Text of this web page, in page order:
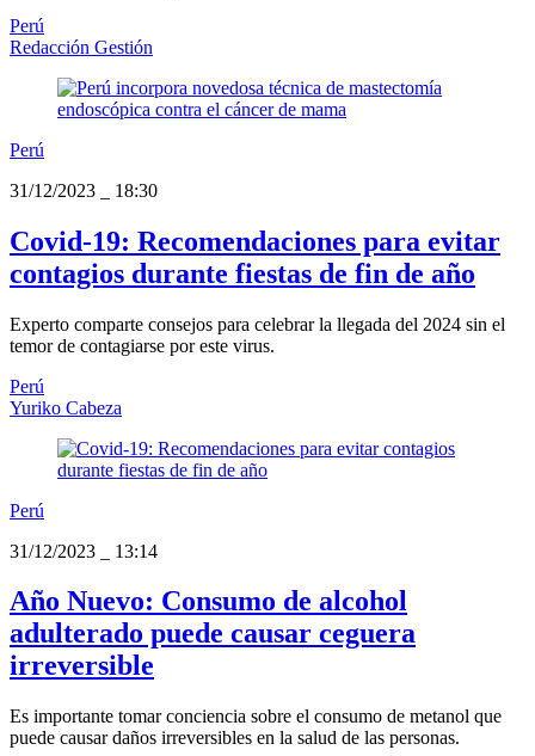
Perú
Redacción Gestión
Perú
31/12/2023
18:30
Covid-19: Recomendaciones para evitar
contagios durante fiestas de fin de año
Experto comparte consejos para celebrar la llegada del 2024 sin el
temor de contagiarse por este virus.
Perú
Yuriko Cabeza
Perú
31/12/2023
13:14
Año Nuevo: Consumo de alcohol
adulterado puede causar ceguera
irreversible
Es importante tomar conciencia sobre el consumo de metanol que
puede causar daños irreversibles en la salud de las personas.